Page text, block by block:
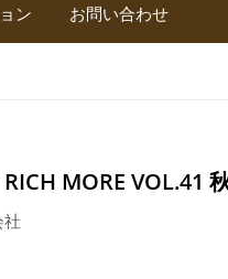
ン お問い合わせ
MORE VOL.41
社